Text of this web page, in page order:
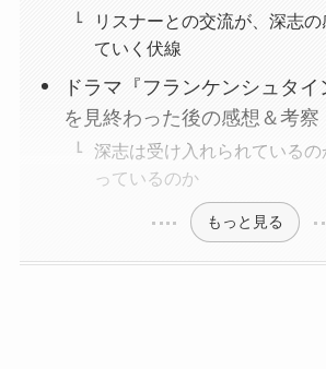
リスナーとの交流が、深志
ていく伏線
ドラマ『フランケンシュタ
を見終わった後の感想＆考察
深志は受け入れられている
っているのか
もっと見る